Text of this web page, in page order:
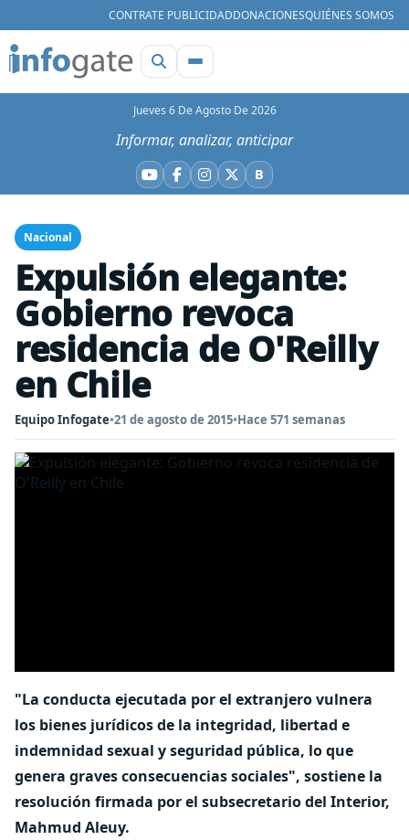
CONTRATE PUBLICIDADDONACIONESQUIÉNES SOMOS
Jueves 6 De Agosto De 2026
Informar, analizar, anticipar
YouTube
Facebook
Instagram
X BBluesky
Nacional
Expulsión elegante:
Gobierno revoca
residencia de O'Reilly
en Chile
Equipo Infogate•21 de agosto de 2015•Hace 571 semanas
"La conducta ejecutada por el extranjero vulnera
los bienes jurídicos de la integridad, libertad e
indemnidad sexual y seguridad pública, lo que
genera graves consecuencias sociales", sostiene la
resolución firmada por el subsecretario del Interior,
Mahmud Aleuy.